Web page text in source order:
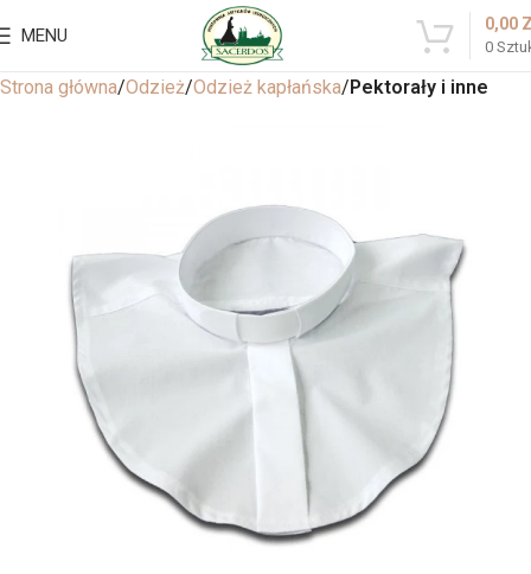
MENU
0
0,00
Strona główna Odzież Odzież kapłańska Pektorały i inne